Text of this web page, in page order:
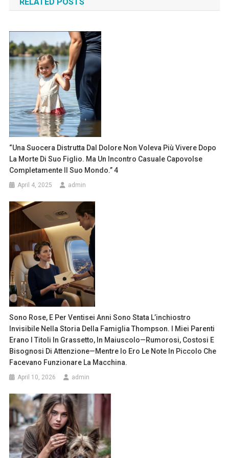
“Una Suocera Distrutta Dal Dolore Non Voleva Più Vivere Dopo
La Morte Di Suo Figlio. Ma Un Incontro Casuale Capovolse
Completamente Il Suo Mondo.” 4
April 4, 2025 admin
Sono Rose, E Per Ventisei Anni Sono Stata L’inchiostro
Invisibile Nella Storia Della Famiglia Thompson. I Miei Parenti
Erano I Titoli In Grassetto, In Maiuscolo—Rumorosi, Costosi E
Bisognosi Di Attenzione—Mentre Io Ero Le Note In Piccolo Che
Facevano Funzionare La Macchina.
April 10, 2026 admin